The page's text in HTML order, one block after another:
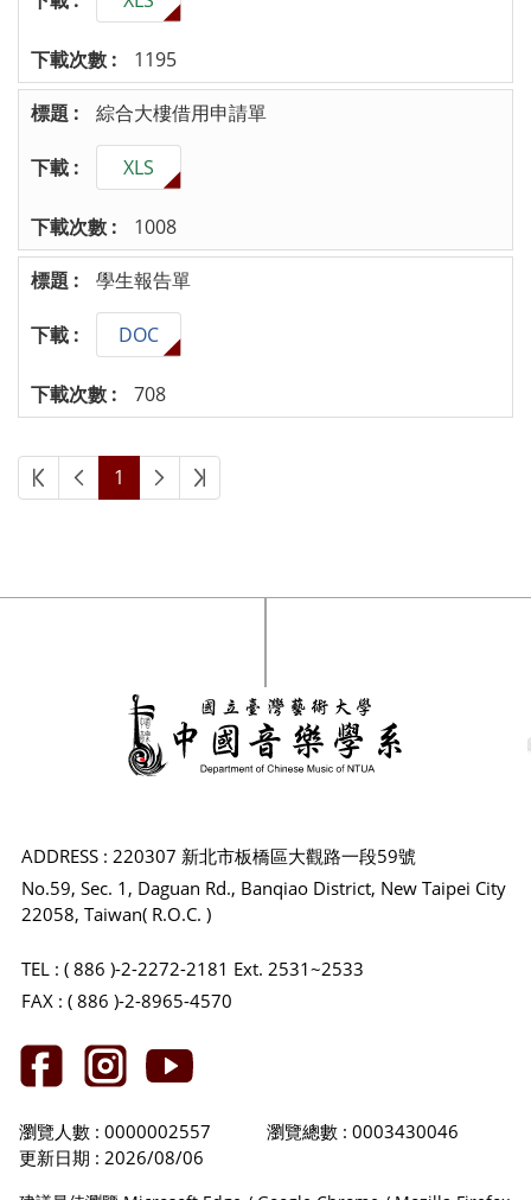
1195
綜合大樓借用申請單
XLS
1008
學生報告單
DOC
708
1
ADDRESS : 220307 新北市板橋區大觀路一段59號
No.59, Sec. 1, Daguan Rd., Banqiao District, New Taipei City
22058, Taiwan( R.O.C. )
TEL : ( 886 )-2-2272-2181 Ext. 2531~2533
FAX : ( 886 )-2-8965-4570
瀏覽人數 : 0000002557
瀏覽總數 : 0003430046
更新日期 : 2026/08/06